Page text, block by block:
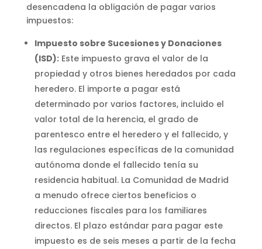
desencadena la obligación de pagar varios
impuestos:
Impuesto sobre Sucesiones y Donaciones
(ISD):Este impuesto grava el valor de la
propiedad y otros bienes heredados por cada
heredero. El importe a pagar está
determinado por varios factores, incluido el
valor total de la herencia, el grado de
parentesco entre el heredero y el fallecido, y
las regulaciones específicas de la comunidad
autónoma donde el fallecido tenía su
residencia habitual. La Comunidad de Madrid
a menudo ofrece ciertos beneficios o
reducciones fiscales para los familiares
directos. El plazo estándar para pagar este
impuesto es de seis meses a partir de la fecha